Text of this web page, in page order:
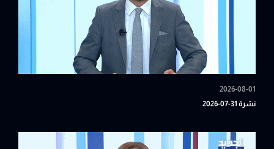
2026-08-01
نشرة 31-07-2026